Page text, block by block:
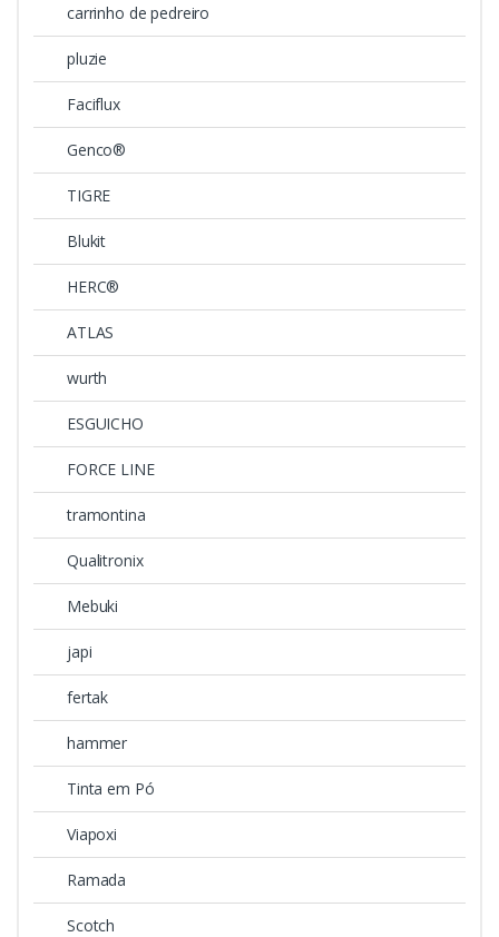
carrinho de pedreiro
pluzie
Faciflux
Genco®
TIGRE
Blukit
HERC®
ATLAS
wurth
ESGUICHO
FORCE LINE
tramontina
Qualitronix
Mebuki
japi
fertak
hammer
Tinta em Pó
Viapoxi
Ramada
Scotch